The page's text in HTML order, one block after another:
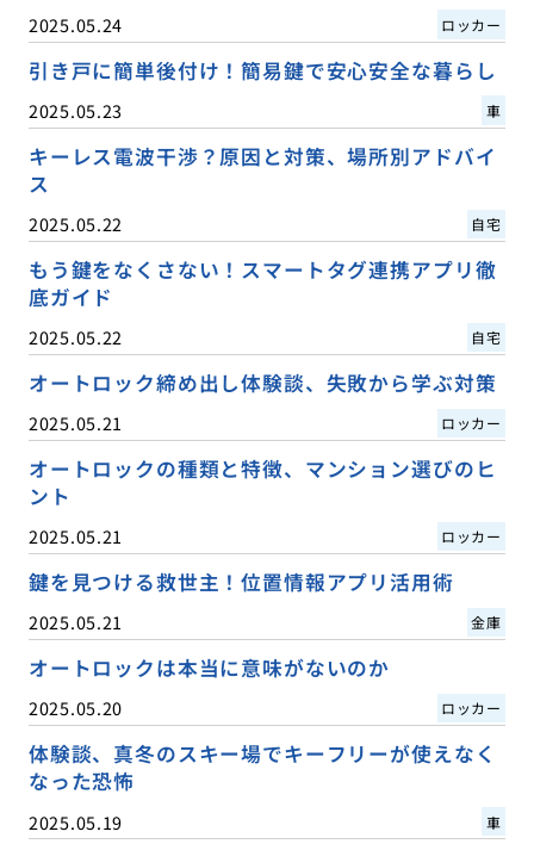
2025.05.24 ロッカー
引き戸に簡単後付け！簡易鍵で安心安全な暮らし
2025.05.23 車
キーレス電波干渉？原因と対策、場所別アドバイ
ス
2025.05.22 自宅
もう鍵をなくさない！スマートタグ連携アプリ徹
底ガイド
2025.05.22 自宅
オートロック締め出し体験談、失敗から学ぶ対策
2025.05.21 ロッカー
オートロックの種類と特徴、マンション選びのヒ
ント
2025.05.21 ロッカー
鍵を見つける救世主！位置情報アプリ活用術
2025.05.21 金庫
オートロックは本当に意味がないのか
2025.05.20 ロッカー
体験談、真冬のスキー場でキーフリーが使えなく
なった恐怖
2025.05.19 車